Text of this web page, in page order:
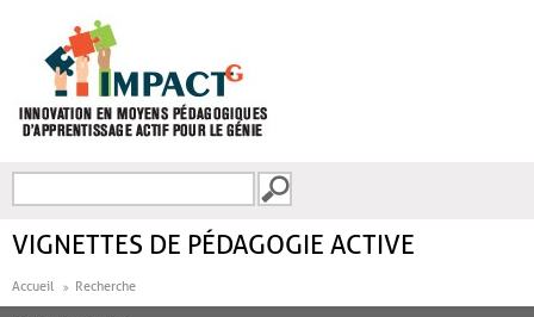
FORMULAIRE DE
VIGNETTES DE PÉDAGOGIE ACTIVE
Accueil Recherche